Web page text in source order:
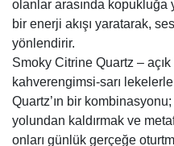
olanlar arasında kopukluğa
bir enerji akışı yaratarak,
yönlendirir.
Smoky Citrine Quartz –
kahverengimsi-sarı
Quartz’ın bir kombinasyonu;
yolundan kaldırmak ve
onları günlük gerçeğe